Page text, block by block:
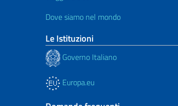
Dove siamo nel mondo
Le Istituzioni
Governo Italiano
Europa.eu